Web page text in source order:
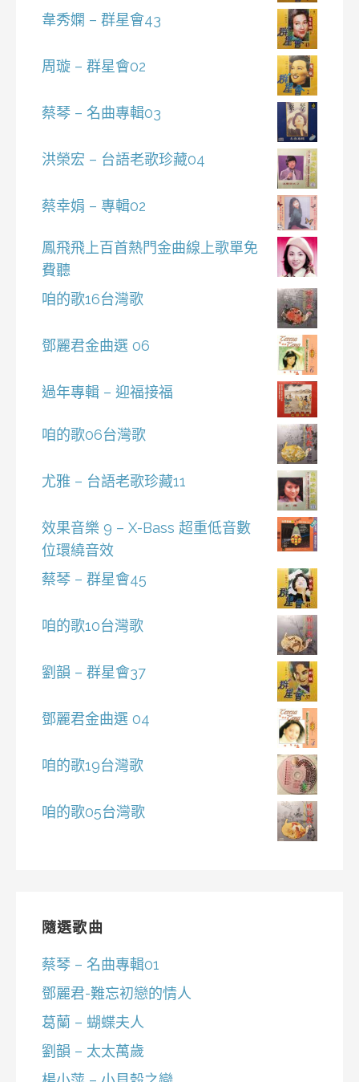
韋秀嫻 – 群星會43
周璇 – 群星會02
蔡琴 – 名曲專輯03
洪榮宏 – 台語老歌珍藏04
蔡幸娟 – 專輯02
鳳飛飛上百首熱門金曲線上歌單免
費聽
咱的歌16台灣歌
鄧麗君金曲選 06
過年專輯 – 迎福接福
咱的歌06台灣歌
尤雅 – 台語老歌珍藏11
效果音樂 9 – X-Bass 超重低音數
位環繞音效
蔡琴 – 群星會45
咱的歌10台灣歌
劉韻 – 群星會37
鄧麗君金曲選 04
咱的歌19台灣歌
咱的歌05台灣歌
隨選歌曲
蔡琴 – 名曲專輯01
鄧麗君-難忘初戀的情人
葛蘭 – 蝴蝶夫人
劉韻 – 太太萬歲